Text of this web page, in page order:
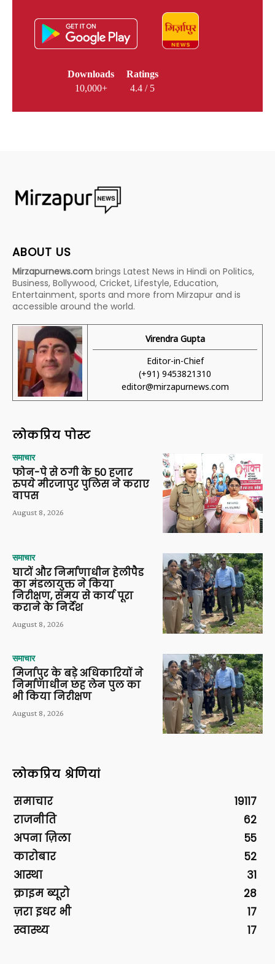
Downloads
10,000+
Ratings
4.4 / 5
ABOUT US
Mirzapurnews.com brings Latest News in Hindi on Politics,
Business, Bollywood, Cricket, Lifestyle, Education,
Entertainment, sports and more from Mirzapur and is
accessible around the world.
Virendra Gupta
Editor-in-Chief
(+91) 9453821310
editor@mirzapurnews.com
लोकप्रिय पोस्ट
समाचार
फोन-पे से ठगी के 50 हजार
रुपये मीरजापुर पुलिस ने कराए
वापस
August 8, 2026
समाचार
घाटों और निर्माणाधीन हेलीपैड
का मंडलायुक्त ने किया
निरीक्षण, समय से कार्य पूरा
कराने के निर्देश
August 8, 2026
समाचार
मिर्जापुर के बड़े अधिकारियों ने
निर्माणाधीन छह लेन पुल का
भी किया निरीक्षण
August 8, 2026
लोकप्रिय श्रेणियां
समाचार
19117
राजनीति
62
अपना ज़िला
55
कारोबार
52
आस्था
31
क्राइम ब्यूरो
28
ज़रा इधर भी
17
स्वास्थ्य
17